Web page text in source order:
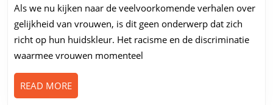
Als we nu kijken naar de veelvoorkomende verhalen over
gelijkheid van vrouwen, is dit geen onderwerp dat zich
richt op hun huidskleur. Het racisme en de discriminatie
waarmee vrouwen momenteel
READ MOREREAD
MORE